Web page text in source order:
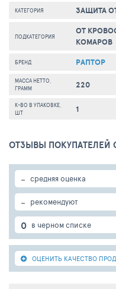
КАТЕГОРИЯ ЗАЩИТА
ПОДКАТЕГОРИЯ ОТ
КОМАРОВ
БРЕНД РАПТОР
МАССА НЕТТО,
ГРАММ
220
К-ВО В УПАКОВКЕ,
ШТ
1
ОТЗЫВЫ ПОКУПАТЕЛЕЙ
- средняя оценка
- рекомендуют
0 в черном списке
ОЦЕНИТЬ КАЧЕСТВО